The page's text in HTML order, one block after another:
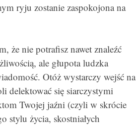
ryju zostanie zaspokojona na
że nie potrafisz nawet znaleźć
ale głupota ludzka
Otóż wystarczy wejść na
delektować się siarczystymi
Twojej jaźni (czyli w skrócie
stylu życia, skostniałych